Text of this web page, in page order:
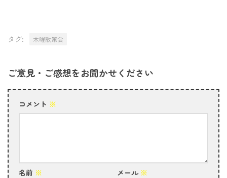
タグ: 木曜散策会
ご意見・ご感想をお聞かせください
コメント ※
名前 ※ メール ※